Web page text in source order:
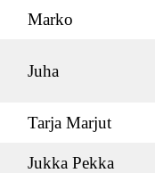
Marko
Juha
Tarja Marjut
Jukka Pekka